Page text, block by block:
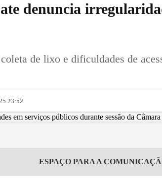
denuncia
de lixo e dificuldades de
23:52
ESPAÇO PARA A